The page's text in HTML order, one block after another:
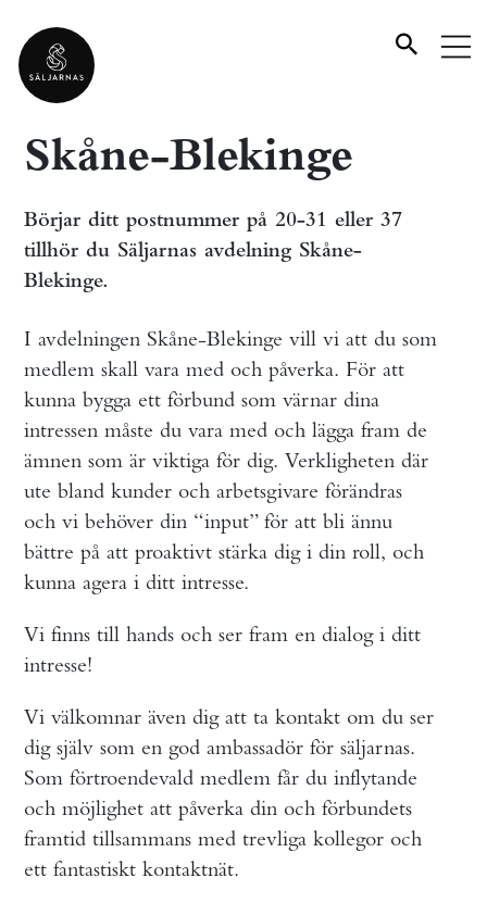
Skåne-Blekinge
Börjar ditt postnummer på 20-31 eller 37
tillhör du Säljarnas avdelning Skåne-
Blekinge.
I avdelningen Skåne-Blekinge vill vi att du som
medlem skall vara med och påverka. För att
kunna bygga ett förbund som värnar dina
intressen måste du vara med och lägga fram de
ämnen som är viktiga för dig. Verkligheten där
ute bland kunder och arbetsgivare förändras
och vi behöver din “input” för att bli ännu
bättre på att proaktivt stärka dig i din roll, och
kunna agera i ditt intresse.
Vi finns till hands och ser fram en dialog i ditt
intresse!
Vi välkomnar även dig att ta kontakt om du ser
dig själv som en god ambassadör för säljarnas.
Som förtroendevald medlem får du inflytande
och möjlighet att påverka din och förbundets
framtid tillsammans med trevliga kollegor och
ett fantastiskt kontaktnät.